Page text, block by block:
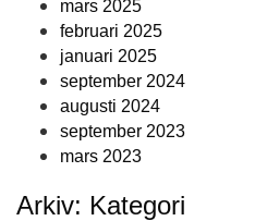
mars 2025
februari 2025
januari 2025
september 2024
augusti 2024
september 2023
mars 2023
Arkiv: Kategori